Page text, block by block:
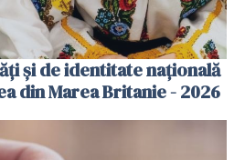
și de identitate națională
din Marea Britanie - 2026